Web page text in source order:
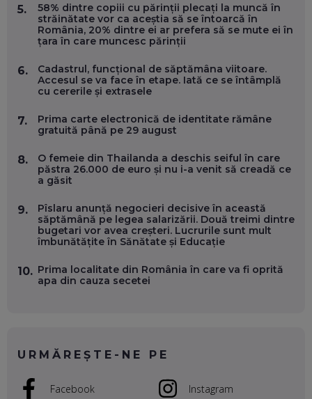
DOINA VÎLCEANU, CONTENTSPEED: VREI SUCCES ONLINE?
ÎNVAȚĂ AEO ȘI GEO!
EP. 55
OLIVIU MATEI, HOLISUN: SOFTWARE DE LA CLUJ PENTRU
WASHINGTON, OCHELARI INTELIGENȚI ȘI FERME
VERTICALE FĂRĂ PĂMÂNT
PROCESE, DAR CE FACEM CÂND PICĂ BAZA DE DATE, LA
INSTITUȚIILE STATULUI?
EP. 53
VOICU OPREAN (AROBS): CUM CONSTRUIEȘTI O COMPANIE
GLOBALĂ, FĂRĂ SĂ PIERZI LEGĂTURA CU COMUNITATEA
TA LOCALĂ - ȘI CE SĂ DAI ÎNAPOI
EP. 52
ROBERT GRAUR, FOMO: SPEAKERUL PE SCENĂ, INVITATUL
ÎN SALĂ, DAR ÎNVĂȚĂM UNII DE LA CEILALȚI. VIN JASON
PARTICIPANȚII LA DEZBATERILE DE PE REȚELE SOCIALE
EP. 50
5.
58% dintre copiii cu părinții plecați la muncă în
străinătate vor ca aceștia să se întoarcă în
România, 20% dintre ei ar prefera să se mute ei în
țara în care muncesc părinții
6.
Cadastrul, funcțional de săptămâna viitoare.
Accesul se va face în etape. Iată ce se întâmplă
cu cererile și extrasele
7.
Prima carte electronică de identitate rămâne
gratuită până pe 29 august
8.
O femeie din Thailanda a deschis seiful în care
păstra 26.000 de euro și nu i-a venit să creadă ce
a găsit
9.
Pîslaru anunță negocieri decisive în această
săptămână pe legea salarizării. Două treimi dintre
bugetari vor avea creșteri. Lucrurile sunt mult
îmbunătățite în Sănătate și Educație
10. Prima localitate din România în care va fi oprită
apa din cauza secetei
URMĂREȘTE-NE PE
Facebook
Instagram